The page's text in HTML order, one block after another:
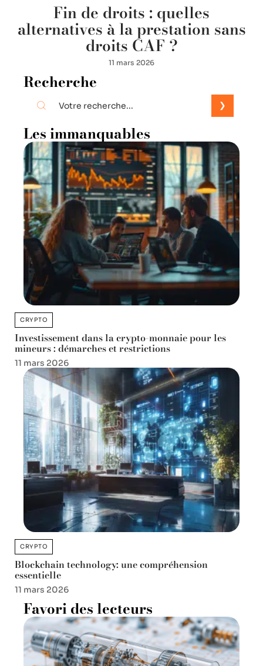
Fin de droits : quelles
alternatives à la prestation sans
droits CAF ?
11 mars 2026
Recherche
Les immanquables
CRYPTO
Investissement dans la crypto-monnaie pour les
mineurs : démarches et restrictions
11 mars 2026
CRYPTO
Blockchain technology: une compréhension
essentielle
11 mars 2026
Favori des lecteurs